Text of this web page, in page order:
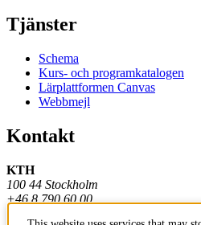
Tjänster
Schema
Kurs- och programkatalogen
Lärplattformen Canvas
Webbmejl
Kontakt
KTH
100 44 Stockholm
+46 8 790 60 00